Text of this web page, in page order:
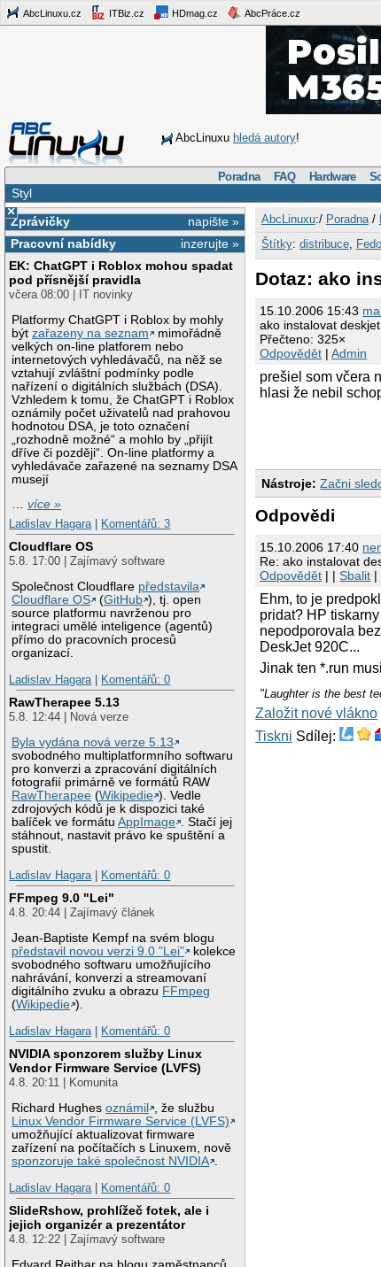
AbcLinuxu.cz ITBiz.cz HDmag.cz AbcPráce.cz
AbcLinuxu hledá autory!
Poradna FAQ Hardware
Styl
×
napište »
Zprávičky
inzerujte »
Pracovní nabídky
EK: ChatGPT i Roblox mohou spadat
pod přísnější pravidla
včera 08:00 | IT novinky
Platformy ChatGPT i Roblox by mohly
býtzařazeny na seznam
mimořádně
velkých on-line platforem nebo
internetových vyhledávačů, na něž se
vztahují zvláštní podmínky podle
nařízení o digitálních službách (DSA).
Vzhledem k tomu, že ChatGPT i Roblox
oznámily počet uživatelů nad prahovou
hodnotou DSA, je toto označení
„rozhodně možné“ a mohlo by „přijít
dříve či později“. On-line platformy a
vyhledávače zařazené na seznamy DSA
musejí
…více »
Ladislav Hagara
Komentářů: 3
Cloudflare OS
5.8. 17:00 | Zajímavý software
Společnost Cloudflare představila
Cloudflare OS
(GitHub ), tj. open
source platformu navrženou pro
integraci umělé inteligence (agentů)
přímo do pracovních procesů
organizací.
Ladislav Hagara
Komentářů: 0
RawTherapee 5.13
5.8. 12:44 | Nová verze
Byla vydána nová verze 5.13
svobodného multiplatformního softwaru
pro konverzi a zpracování digitálních
fotografií primárně ve formátů RAW
RawTherapee (Wikipedie ). Vedle
zdrojových kódů je k dispozici také
balíček ve formátuAppImage . Stačí jej
stáhnout, nastavit právo ke spuštění a
spustit.
Ladislav Hagara
Komentářů: 0
FFmpeg 9.0 "Lei"
4.8. 20:44 | Zajímavý článek
Jean-Baptiste Kempf na svém blogu
představil novou verzi 9.0 "Lei"
kolekce
svobodného softwaru umožňujícího
nahrávání, konverzi a streamovaní
digitálního zvuku a obrazu FFmpeg
(Wikipedie ).
Ladislav Hagara
Komentářů: 0
NVIDIA sponzorem služby Linux
Vendor Firmware Service (LVFS)
4.8. 20:11 | Komunita
Richard Hughesoznámil
, že službu
Linux Vendor Firmware Service (LVFS)
umožňující aktualizovat firmware
zařízení na počítačích s Linuxem, nově
sponzoruje také společnost NVIDIA .
Ladislav Hagara | Komentářů: 0
SlideRshow, prohlížeč fotek, ale i
jejich organizér a prezentátor
4.8. 12:22 | Zajímavý software
AbcLinuxu:/ Poradna/
Štítky: distribuce,
Dotaz: ako
15.10.2006 15:43
ako instalovat
Přečteno: 325×
Odpovědět |Admin
prešiel som včera
hlasi že nebil
Nástroje: Začni
Odpovědi
15.10.2006 17:40
Re: ako instalovat
Odpovědět | |Sbalit |
Ehm, to je
pridat? HP
nepodporovala
DeskJet 920C...
Jinak ten *.run
"Laughter is the best
Založit nové vlákno
Tiskni Sdílej: